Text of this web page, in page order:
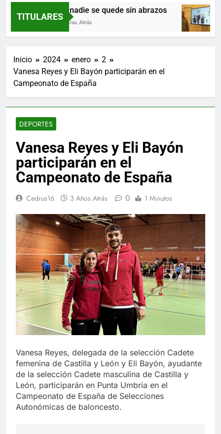
TITULARES
Que nadie se quede sin abrazos
16 Horas Atrás
Inicio 2024 enero
2
Vanesa Reyes y Eli Bayón participarán en el
Campeonato de España
DEPORTES
Vanesa Reyes y Eli Bayón
participarán en el
Campeonato de España
Cedrus16 3 Años Atrás 0 1 Minutos
Vanesa Reyes, delegada de la selección Cadete
femenina de Castilla y León y Eli Bayón, ayudante
de la selección Cadete masculina de Castilla y
León, participarán en Punta Umbría en el
Campeonato de España de Selecciones
Autonómicas de baloncesto.